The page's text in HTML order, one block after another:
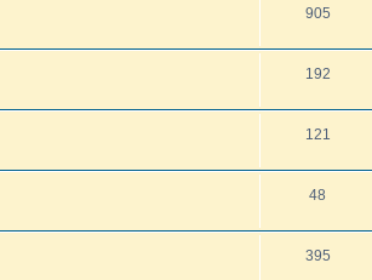
905
192
121
48
395